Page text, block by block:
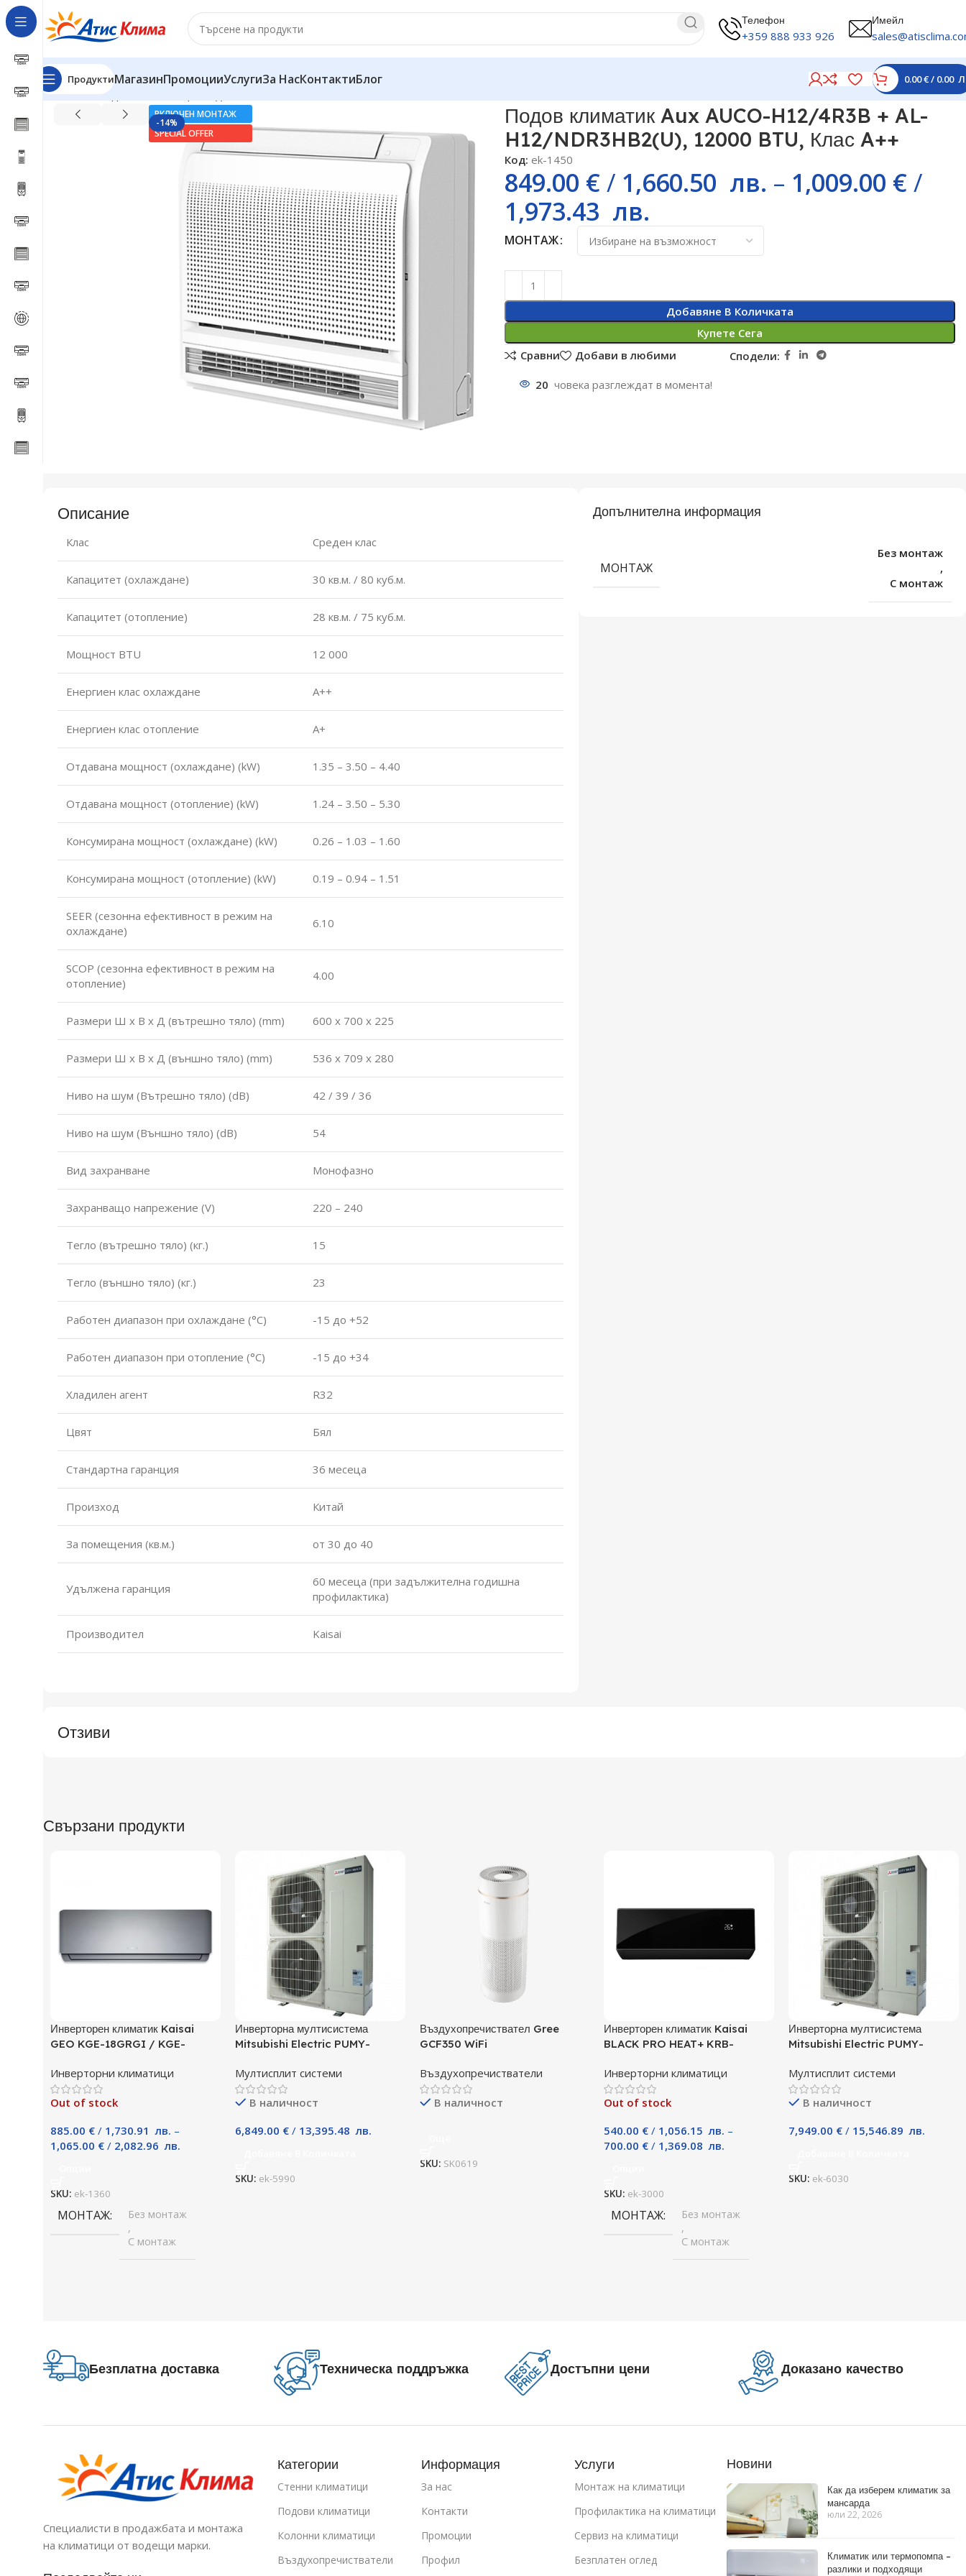
Телефон
+359 888 933 926
Имейл
ПродуктиМагазинПромоцииУслугиЗа НасКонтактиБлог 0.00€/ 0.00
Начало Подови климатици
ВКЛЮЧЕН МОНТАЖ
SPECIAL OFFER
-14%
Подов климатик Aux AUCO-H12/4R3B + AL-
H12/NDR3HB2(U), 12000 BTU, Клас A++
Код: ek-1450
849.00 €/ 1,660.50 лв. – 1,009.00 €/
1,973.43 лв.
МОНТАЖ
Добавяне В Количката
Купете Сега
Сравни
Добави в любими Сподели:
20 човека разглеждат в момента!
Описание
Клас Среден клас
Капацитет (охлаждане) 30 кв.м. / 80 куб.м.
Капацитет (отопление) 28 кв.м. / 75 куб.м.
Мощност BTU 12 000
Енергиен клас охлаждане А++
Енергиен клас отопление А+
Отдавана мощност (охлаждане) (kW) 1.35 – 3.50 – 4.40
Отдавана мощност (отопление) (kW) 1.24 – 3.50 – 5.30
Консумирана мощност (охлаждане) (kW) 0.26 – 1.03 – 1.60
Консумирана мощност (отопление) (kW) 0.19 – 0.94 – 1.51
SEER (сезонна ефективност в режим на
охлаждане)
6.10
SCOP (сезонна ефективност в режим на
отопление)
4.00
Размери Ш х В х Д (вътрешно тяло) (mm) 600 x 700 x 225
Размери Ш х В х Д (външно тяло) (mm) 536 x 709 x 280
Ниво на шум (Вътрешно тяло) (dB) 42 / 39 / 36
Ниво на шум (Външно тяло) (dB) 54
Вид захранване Монофазно
Захранващо напрежение (V) 220 – 240
Тегло (вътрешно тяло) (кг.) 15
Тегло (външно тяло) (кг.) 23
Работен диапазон при охлаждане (°С) -15 до +52
Работен диапазон при отопление (°С) -15 до +34
Хладилен агент R32
Цвят Бял
Стандартна гаранция 36 месеца
Произход Китай
За помещения (кв.м.) от 30 до 40
Удължена гаранция
60 месеца (при задължителна годишна
профилактика)
Производител Kaisai
Допълнителна информация
МОНТАЖ
Без монтаж
,
С монтаж
Отзиви
Свързани продукти
Инверторен климатик Kaisai
GEO KGE-18GRGI / KGE-
Инверторни климатици
Out of stock
885.00 € / 1,730.91 лв. –
1,065.00 € / 2,082.96 лв.
SKU: ek-1360
МОНТАЖ
Без монтаж
,
С монтаж
Инверторна мултисистема
Mitsubishi Electric PUMY-
Мултисплит системи
В наличност
6,849.00 €/ 13,395.48 лв.
SKU: ek-5990
Въздухопречиствател Gree
GCF350 WiFi
Въздухопречистватели
В наличност
SKU: SK0619
Инверторен климатик Kaisai
BLACK PRO HEAT+ KRB-
BTU, Клас A+++
Инверторни климатици
Out of stock
540.00 € / 1,056.15 лв. –
700.00 € / 1,369.08 лв.
SKU: ek-3000
МОНТАЖ
Без монтаж
,
С монтаж
Инверторна мултисистема
Mitsubishi Electric PUMY-
Мултисплит системи
В наличност
7,949.00 € / 15,546.89 лв.
SKU: ek-6030
Безплатна доставка Техническа поддръжка Достъпни цени Доказано качество
Специалисти в продажбата и монтажа
на климатици от водещи марки.
Категории
Стенни климатици
Подови климатици
Колонни климатици
Въздухопречистватели
Информация
За нас
Контакти
Промоции
Профил
Услуги
Монтаж на климатици
Профилактика на климатици
Сервиз на климатици
Безплатен оглед
Новини
Как да изберем климатик за
мансарда
юли 22, 2026
Климатик или термопомпа –
разлики и подходящи